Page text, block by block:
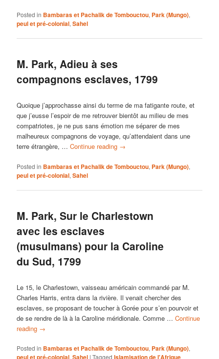
Posted in Bambaras et Pachalik de Tombouctou, Park (Mungo),
peul et pré-colonial,Sahel
M. Park, Adieu à ses
compagnons esclaves, 1799
Quoique j’approchasse ainsi du terme de ma fatigante route, et
que j’eusse l’espoir de me retrouver bientôt au milieu de mes
compatriotes, je ne pus sans émotion me séparer de mes
malheureux compagnons de voyage, qu’attendaient dans une
terre étrangère, …Continue reading →
Posted in Bambaras et Pachalik de Tombouctou, Park (Mungo),
peul et pré-colonial,Sahel
M. Park, Sur le Charlestown
avec les esclaves
(musulmans) pour la Caroline
du Sud, 1799
Le 15, le Charlestown, vaisseau américain commandé par M.
Charles Harris, entra dans la rivière. Il venait chercher des
esclaves, se proposant de toucher à Gorée pour s’en pourvoir et
de se rendre de là à la Caroline méridionale. Comme …Continue
reading →
Posted in Bambaras et Pachalik de Tombouctou, Park (Mungo),
peul et pré-colonial,Sahel |Tagged Islamisation de l'Afrique